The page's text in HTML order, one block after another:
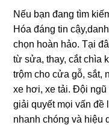
Nếu bạn đang tìm
Hóa đáng tin
chọn hoàn hảo. Tại
từ sửa, thay, cắt chìa
trộm cho cửa gỗ, sắt,
xe hơi, xe tải. Đội
giải quyết mọi vấn đề
nhanh chóng và hiệu